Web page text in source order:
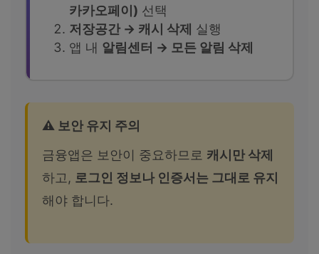
카카오페이) 선택
저장공간 → 캐시 삭제 실행
앱 내 알림센터 → 모든 알림 삭제
⚠️ 보안 유지 주의
금융앱은 보안이 중요하므로 캐시만 삭제
하고, 로그인 정보나 인증서는 그대로 유지
해야 합니다.